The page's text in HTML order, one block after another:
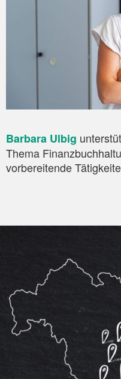
Barbara Ulbig
Thema
vorbereitende